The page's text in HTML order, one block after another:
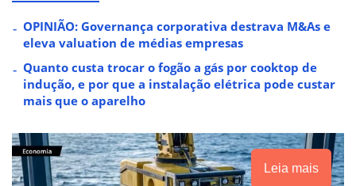
OPINIÃO: Governança corporativa destrava M&As e
eleva valuation de médias empresas
Quanto custa trocar o fogão a gás por cooktop de
indução, e por que a instalação elétrica pode custar
mais que o aparelho
Leia mais